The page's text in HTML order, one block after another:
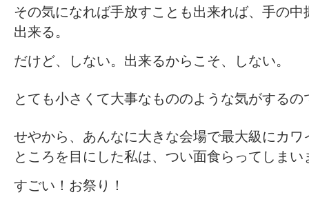
その気になれば手放すことも出来れば、手の中
出来る。
だけど、しない。出来るからこそ、しない。
とても小さくて大事なもののような気がするの
せやから、あんなに大きな会場で最大級にカワ
ところを目にした私は、つい面食らってしまい
すごい！お祭り！